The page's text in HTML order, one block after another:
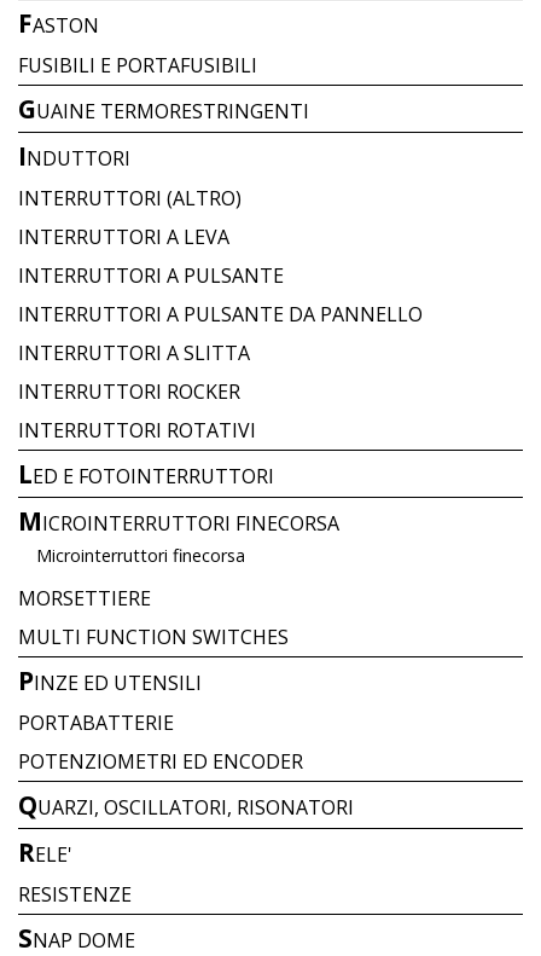
FASTON
FUSIBILI E PORTAFUSIBILI
GUAINE TERMORESTRINGENTI
INDUTTORI
INTERRUTTORI (ALTRO)
INTERRUTTORI A LEVA
INTERRUTTORI A PULSANTE
INTERRUTTORI A PULSANTE DA PANNELLO
INTERRUTTORI A SLITTA
INTERRUTTORI ROCKER
INTERRUTTORI ROTATIVI
LED E FOTOINTERRUTTORI
MICROINTERRUTTORI FINECORSA
Microinterruttori finecorsa
MORSETTIERE
MULTI FUNCTION SWITCHES
PINZE ED UTENSILI
PORTABATTERIE
POTENZIOMETRI ED ENCODER
QUARZI, OSCILLATORI, RISONATORI
RELE'
RESISTENZE
SNAP DOME